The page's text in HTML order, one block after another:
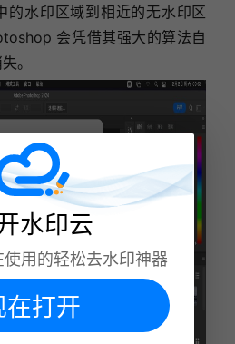
的水印区域到相近的无水印区
会凭借其强大的算法自
。
水印云
用的轻松去水印神器
在打开